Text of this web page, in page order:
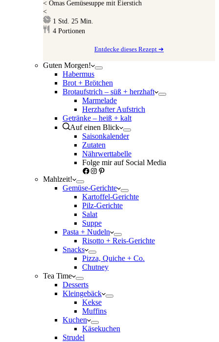
< Omas Gemüsesuppe mit Eierstich
<
1 Stunde
Std. 25 Minuten
Min.
4 Portionen
Entdecke dieses Rezept ➔
Guten Morgen!
Habermus
Brot + Brötchen
Brotaufstrich – süß + herzhaft
Marmelade
Herzhafter Aufstrich
Getränke – heiß + kalt
Auf einen Blick
Saisonkalender
Zutaten
Nährwerttabelle
Folge mir auf Social Media
Facebook
Instagram
Pinterest
Mahlzeit!
Gemüse-Gerichte
Kartoffel-Gerichte
Pilz-Gerichte
Salat
Suppe
Pasta + Nudeln
Risotto + Reis-Gerichte
Snacks
Pizza, Quiche + Co.
Chutney
Tea Time
Desserts
Kleingebäck
Kekse
Muffins
Kuchen
Käsekuchen
Strudel